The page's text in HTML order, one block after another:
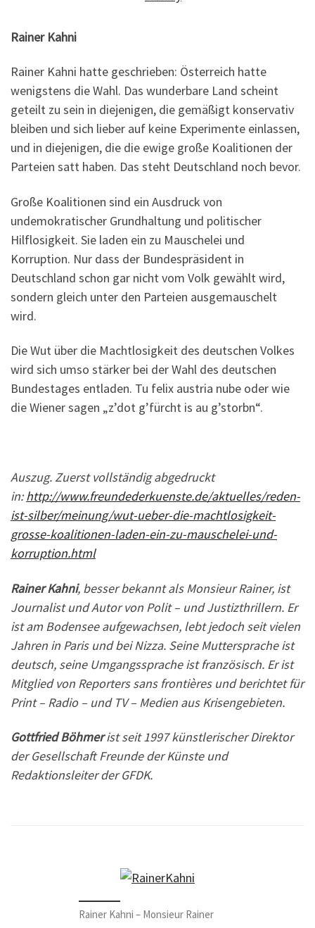
Rainer Kahni
Rainer Kahni hatte geschrieben: Österreich hatte
wenigstens die Wahl. Das wunderbare Land scheint
geteilt zu sein in diejenigen, die gemäßigt konservativ
bleiben und sich lieber auf keine Experimente einlassen,
und in diejenigen, die die ewige große Koalitionen der
Parteien satt haben. Das steht Deutschland noch bevor.
Große Koalitionen sind ein Ausdruck von
undemokratischer Grundhaltung und politischer
Hilflosigkeit. Sie laden ein zu Mauschelei und
Korruption. Nur dass der Bundespräsident in
Deutschland schon gar nicht vom Volk gewählt wird,
sondern gleich unter den Parteien ausgemauschelt
wird.
Die Wut über die Machtlosigkeit des deutschen Volkes
wird sich umso stärker bei der Wahl des deutschen
Bundestages entladen. Tu felix austria nube oder wie
die Wiener sagen „z’dot g’fürcht is au g’storbn“.
Auszug. Zuerst vollständig abgedruckt
in:http://www.freundederkuenste.de/aktuelles/reden-
ist-silber/meinung/wut-ueber-die-machtlosigkeit-
grosse-koalitionen-laden-ein-zu-mauschelei-und-
korruption.html
Rainer Kahni, besser bekannt als Monsieur Rainer, ist
Journalist und Autor von Polit – und Justizthrillern. Er
ist am Bodensee aufgewachsen, lebt jedoch seit vielen
Jahren in Paris und bei Nizza. Seine Muttersprache ist
deutsch, seine Umgangssprache ist französisch. Er ist
Mitglied von Reporters sans frontières und berichtet für
Print – Radio – und TV – Medien aus Krisengebieten.
Gottfried Böhmerist seit 1997 künstlerischer Direktor
der Gesellschaft Freunde der Künste und
Redaktionsleiter der GFDK.
Rainer Kahni – Monsieur Rainer